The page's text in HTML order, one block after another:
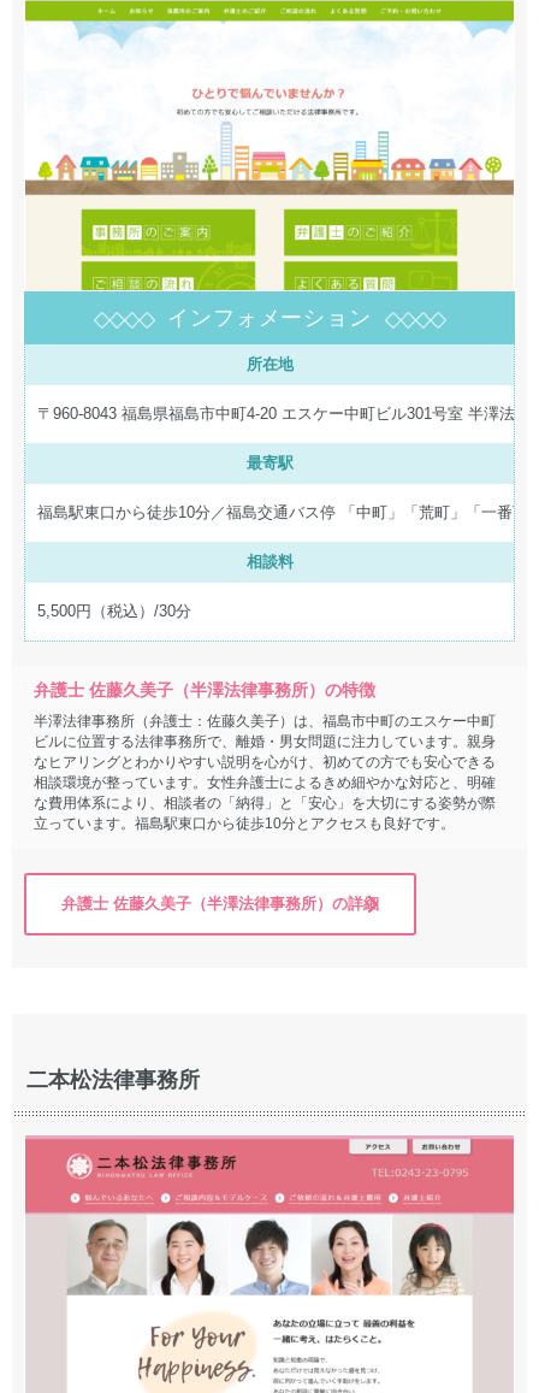
インフォメーション
所在地
〒960-8043 福島県福島市中町4-20 エスケー中町ビル301号室 半澤法律
最寄駅
福島駅東口から徒歩10分／福島交通バス停 「中町」「荒町」「一番丁
相談料
5,500円（税込）/30分
弁護士 佐藤久美子（半澤法律事務所）の特徴
半澤法律事務所（弁護士：佐藤久美子）は、福島市中町のエスケー中町
ビルに位置する法律事務所で、離婚・男女問題に注力しています。親身
なヒアリングとわかりやすい説明を心がけ、初めての方でも安心できる
相談環境が整っています。女性弁護士によるきめ細やかな対応と、明確
な費用体系により、相談者の「納得」と「安心」を大切にする姿勢が際
立っています。福島駅東口から徒歩10分とアクセスも良好です。
弁護士 佐藤久美子（半澤法律事務所）の詳細
二本松法律事務所